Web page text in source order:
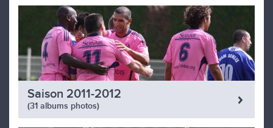
Saison 2011-2012
(31 albums photos)